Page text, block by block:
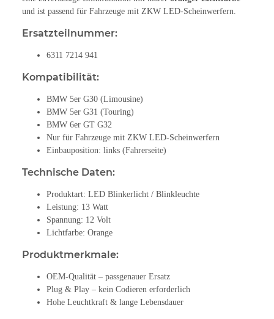
und ist passend für Fahrzeuge mit ZKW LED-Scheinwerfern.
Ersatzteilnummer:
6311 7214 941
Kompatibilität:
BMW 5er G30 (Limousine)
BMW 5er G31 (Touring)
BMW 6er GT G32
Nur für Fahrzeuge mit ZKW LED-Scheinwerfern
Einbauposition: links (Fahrerseite)
Technische Daten:
Produktart: LED Blinkerlicht / Blinkleuchte
Leistung: 13 Watt
Spannung: 12 Volt
Lichtfarbe: Orange
Produktmerkmale:
OEM-Qualität – passgenauer Ersatz
Plug & Play – kein Codieren erforderlich
Hohe Leuchtkraft & lange Lebensdauer